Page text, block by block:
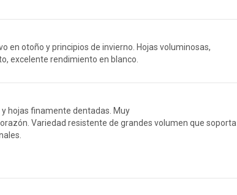
en otoño y principios de invierno. Hojas voluminosas,
excelente rendimiento en blanco.
hojas finamente dentadas. Muy
Variedad resistente de grandes volumen que soporta